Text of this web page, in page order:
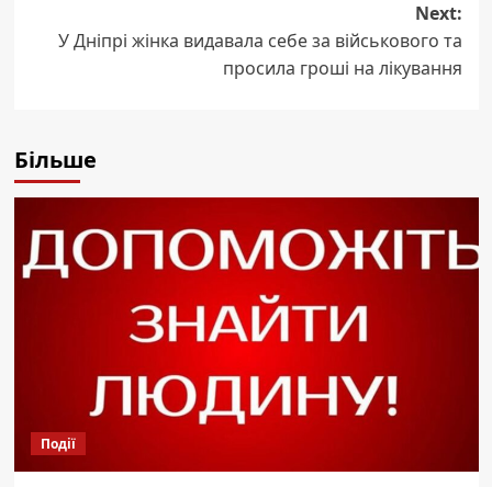
Next:
У Дніпрі жінка видавала себе за військового та
просила гроші на лікування
Більше
Події